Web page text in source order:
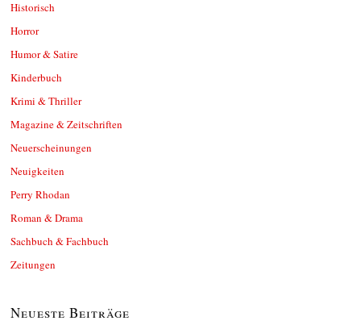
Historisch
Horror
Humor & Satire
Kinderbuch
Krimi & Thriller
Magazine & Zeitschriften
Neuerscheinungen
Neuigkeiten
Perry Rhodan
Roman & Drama
Sachbuch & Fachbuch
Zeitungen
Neueste Beiträge